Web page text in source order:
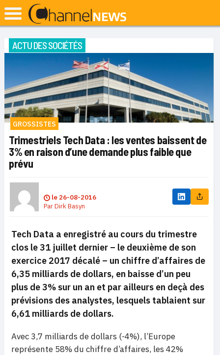
ACTU DES SOCIÉTÉS
GROSSISTES
Trimestriels Tech Data : les ventes baissent de
3% en raison d’une demande plus faible que
prévu
le 26-08-2016
ParDirk Basyn
Tech Data a enregistré au cours du trimestre
clos le 31 juillet dernier – le deuxième de son
exercice 2017 décalé – un chiffre d’affaires de
6,35 milliards de dollars, en baisse d’un peu
plus de 3% sur un an et par ailleurs en deçà des
prévisions des analystes, lesquels tablaient sur
6,61 milliards de dollars.
Avec 3,7 milliards de dollars (-4%), l’Europe
représente 58% du chiffre d’affaires, les 42%